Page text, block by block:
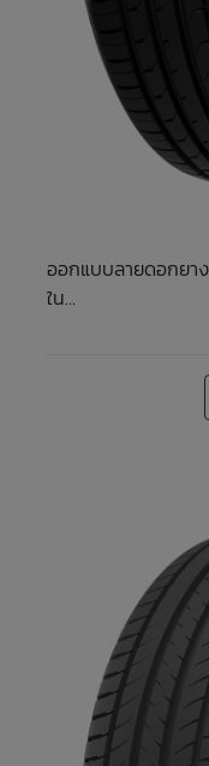
ออกแบบลายดอกยา
ใน...